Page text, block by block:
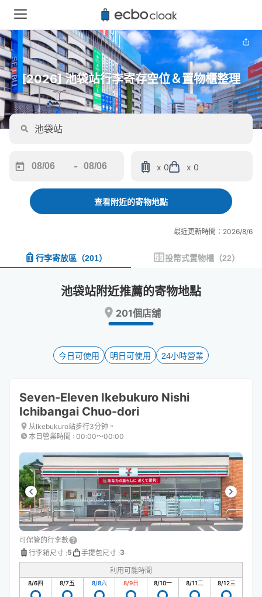
[2026] 池袋站行李寄存空位＆置物櫃整理
forward
interact
and
keyboard
shortcuts
for
changing
-
backward
interact
and
a
date.
Press
key
to
keyboard
shortcuts
for
changing
x 0 x 0
查看附近的寄物地點
最近更新時間：2026/8/6
行李寄放區 （201） 投幣式置物櫃 （22）
池袋站附近推薦的寄物地點
201個店舖
今日可使用 明日可使用 24小時營業
Seven-Eleven Ikebukuro Nishi
Ichibangai Chuo-dori
从Ikebukuro站步行3分钟。
本日營業時間 : 00:00〜00:00
可保管的行李數
行李箱尺寸 :5 手提包尺寸 :3
利用可能時間
8/6四 8/7五 8/8六 8/9日 8/10一 8/11二 8/12三